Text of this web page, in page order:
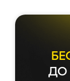
ДО